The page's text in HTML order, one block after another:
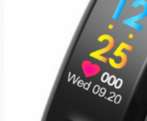
Štíř-
Scorpio